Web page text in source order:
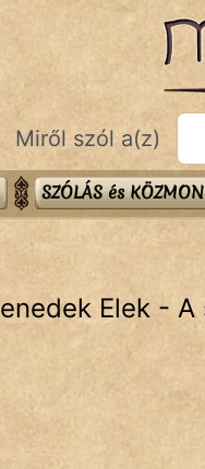
Miről szól a(z)
SZÓLÁS és
Elek - A